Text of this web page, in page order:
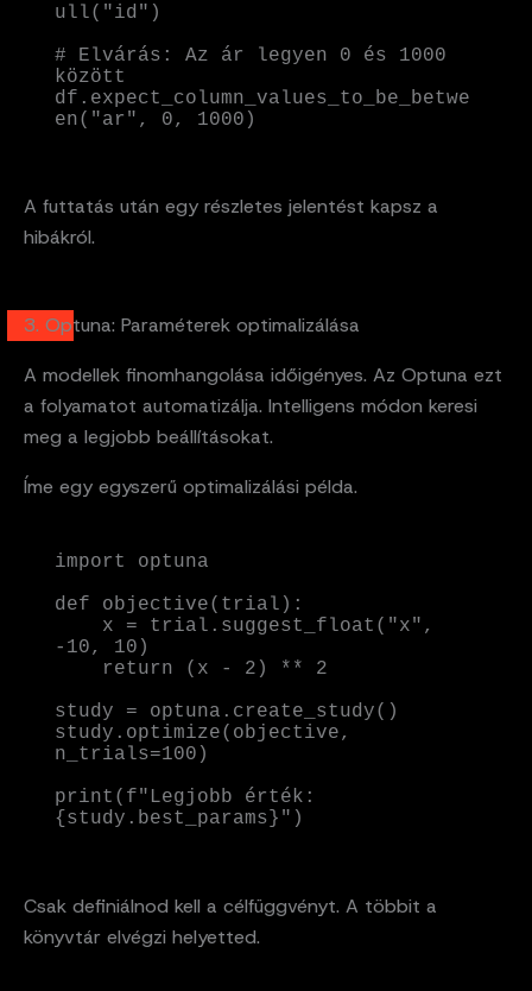
ull("id")
# Elvárás: Az ár legyen 0 és 1000
között
df.expect_column_values_to_be_betwe
en("ar", 0, 1000)
A futtatás után egy részletes jelentést kapsz a
hibákról.
3. Optuna: Paraméterek optimalizálása
A modellek finomhangolása időigényes. Az Optuna ezt
a folyamatot automatizálja. Intelligens módon keresi
meg a legjobb beállításokat.
Íme egy egyszerű optimalizálási példa.
import optuna
def objective(trial):
-10, 10)
study = optuna.create_study()
study.optimize(objective,
n_trials=100)
print(f"Legjobb érték:
{study.best_params}")
Csak definiálnod kell a célfüggvényt. A többit a
könyvtár elvégzi helyetted.